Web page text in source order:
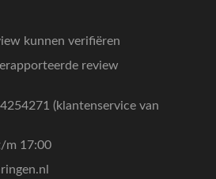
kunnen verifiëren
review
(klantenservice van
m 17:00